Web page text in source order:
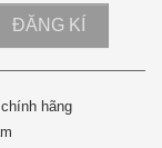
ĐĂNG KÍ
hãng